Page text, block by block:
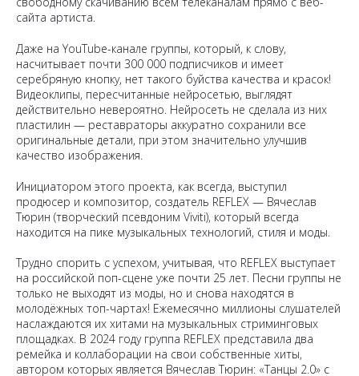
сайта артиста.
Даже на YouTube-канале группы, который, к слову,
насчитывает почти 300 000 подписчиков и имеет
серебряную кнопку, нет такого буйства качества и красок!
Видеоклипы, пересчитанные нейросетью, выглядят
действительно невероятно. Нейросеть не сделала из них
пластилин — реставраторы аккуратно сохранили все
оригинальные детали, при этом значительно улучшив
качество изображения.
Инициатором этого проекта, как всегда, выступил
продюсер и композитор, создатель REFLEX — Вячеслав
Тюрин (творческий псевдоним Viviti), который всегда
находится на пике музыкальных технологий, стиля и моды.
Трудно спорить с успехом, учитывая, что REFLEX выступает
на российской поп-сцене уже почти 25 лет. Песни группы не
только не выходят из моды, но и снова находятся в
молодёжных топ-чартах! Ежемесячно миллионы слушателей
наслаждаются их хитами на музыкальных стриминговых
площадках. В 2024 году группа REFLEX представила два
ремейка и коллаборации на свои собственные хиты,
автором которых является Вячеслав Тюрин: «Танцы 2.0» с